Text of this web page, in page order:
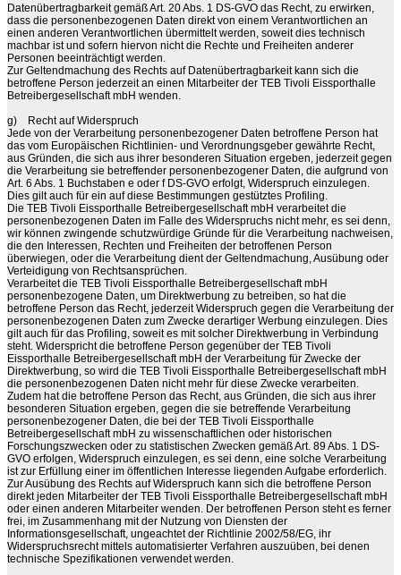
Datenübertragbarkeit gemäß Art. 20 Abs. 1 DS-GVO das Recht, zu erwirken,
dass die personenbezogenen Daten direkt von einem Verantwortlichen an
einen anderen Verantwortlichen übermittelt werden, soweit dies technisch
machbar ist und sofern hiervon nicht die Rechte und Freiheiten anderer
Personen beeinträchtigt werden.
Zur Geltendmachung des Rechts auf Datenübertragbarkeit kann sich die
betroffene Person jederzeit an einen Mitarbeiter der TEB Tivoli Eissporthalle
Betreibergesellschaft mbH wenden.
g)
Recht auf Widerspruch
Jede von der Verarbeitung personenbezogener Daten betroffene Person hat
das vom Europäischen Richtlinien- und Verordnungsgeber gewährte Recht,
aus Gründen, die sich aus ihrer besonderen Situation ergeben, jederzeit gegen
die Verarbeitung sie betreffender personenbezogener Daten, die aufgrund von
Art. 6 Abs. 1 Buchstaben e oder f DS-GVO erfolgt, Widerspruch einzulegen.
Dies gilt auch für ein auf diese Bestimmungen gestütztes Profiling.
Die TEB Tivoli Eissporthalle Betreibergesellschaft mbH verarbeitet die
personenbezogenen Daten im Falle des Widerspruchs nicht mehr, es sei denn,
wir können zwingende schutzwürdige Gründe für die Verarbeitung nachweisen,
die den Interessen, Rechten und Freiheiten der betroffenen Person
überwiegen, oder die Verarbeitung dient der Geltendmachung, Ausübung oder
Verteidigung von Rechtsansprüchen.
Verarbeitet die TEB Tivoli Eissporthalle Betreibergesellschaft mbH
personenbezogene Daten, um Direktwerbung zu betreiben, so hat die
betroffene Person das Recht, jederzeit Widerspruch gegen die Verarbeitung der
personenbezogenen Daten zum Zwecke derartiger Werbung einzulegen. Dies
gilt auch für das Profiling, soweit es mit solcher Direktwerbung in Verbindung
steht. Widerspricht die betroffene Person gegenüber der TEB Tivoli
Eissporthalle Betreibergesellschaft mbH der Verarbeitung für Zwecke der
Direktwerbung, so wird die TEB Tivoli Eissporthalle Betreibergesellschaft mbH
die personenbezogenen Daten nicht mehr für diese Zwecke verarbeiten.
Zudem hat die betroffene Person das Recht, aus Gründen, die sich aus ihrer
besonderen Situation ergeben, gegen die sie betreffende Verarbeitung
personenbezogener Daten, die bei der TEB Tivoli Eissporthalle
Betreibergesellschaft mbH zu wissenschaftlichen oder historischen
Forschungszwecken oder zu statistischen Zwecken gemäß Art. 89 Abs. 1 DS-
GVO erfolgen, Widerspruch einzulegen, es sei denn, eine solche Verarbeitung
ist zur Erfüllung einer im öffentlichen Interesse liegenden Aufgabe erforderlich.
Zur Ausübung des Rechts auf Widerspruch kann sich die betroffene Person
direkt jeden Mitarbeiter der TEB Tivoli Eissporthalle Betreibergesellschaft mbH
oder einen anderen Mitarbeiter wenden. Der betroffenen Person steht es ferner
frei, im Zusammenhang mit der Nutzung von Diensten der
Informationsgesellschaft, ungeachtet der Richtlinie 2002/58/EG, ihr
Widerspruchsrecht mittels automatisierter Verfahren auszuüben, bei denen
technische Spezifikationen verwendet werden.